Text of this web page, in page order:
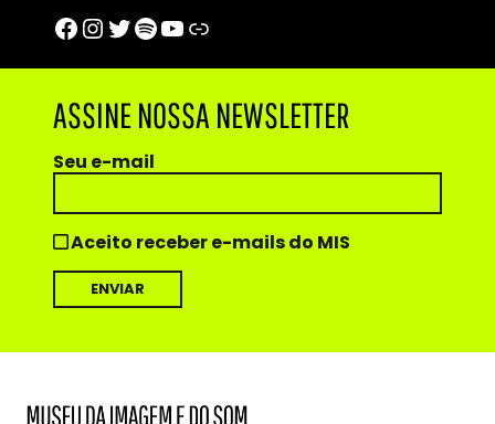
Facebook
Instagram
Twitter
Spotify
Youtube
Trip Advisor
ASSINE NOSSA NEWSLETTER
Seu e-mail
Aceito receber e-mails do MIS